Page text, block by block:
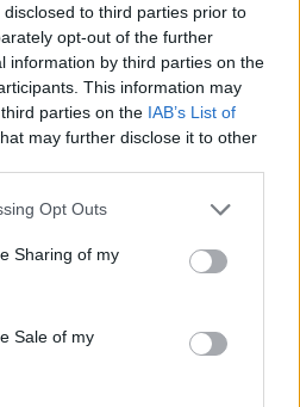
to third parties prior to
opt-out of the further
information by third parties on the
This information may
parties on the IAB’s List of
may further disclose it to other
Opt Outs
Sharing of my
Sale of my
osan lentää
lentoyhtiö –
rajoitus